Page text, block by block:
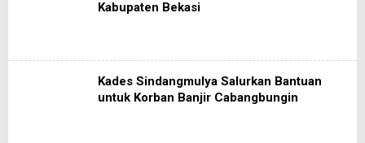
Kabupaten Bekasi
Kades Sindangmulya Salurkan Bantuan
untuk Korban Banjir Cabangbungin